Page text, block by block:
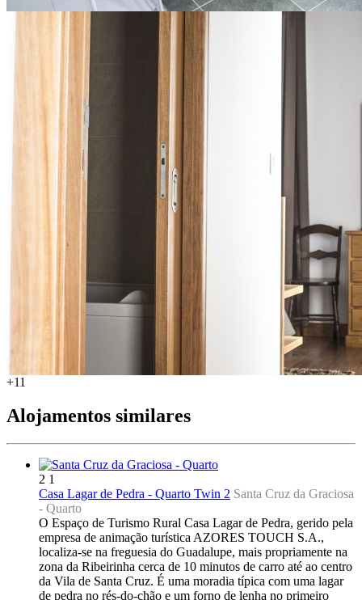
+11
Alojamentos similares
2 1
Casa Lagar de Pedra - Quarto Twin 2 Santa Cruz da Graciosa
- Quarto
O Espaço de Turismo Rural Casa Lagar de Pedra, gerido pela
empresa de animação turística AZORES TOUCH S.A.,
localiza-se na freguesia do Guadalupe, mais propriamente na
zona da Ribeirinha cerca de 10 minutos de carro até ao centro
da Vila de Santa Cruz. É uma moradia típica com uma lagar
de pedra no rés-do-chão e um forno de lenha no primeiro